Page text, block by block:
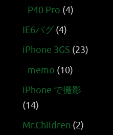
P40 Pro (4)
IE6バグ (4)
iPhone 3GS (23)
memo (10)
iPhone で撮影
(14)
Mr.Children (2)